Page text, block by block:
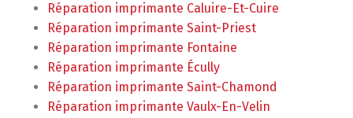
Réparation imprimante Caluire-Et-Cuire
Réparation imprimante Saint-Priest
Réparation imprimante Fontaine
Réparation imprimante Écully
Réparation imprimante Saint-Chamond
Réparation imprimante Vaulx-En-Velin